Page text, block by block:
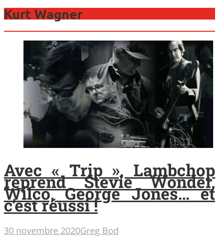
Kurt Wagner
Avec « Trip », Lambchop
reprend Stevie Wonder,
Wilco, George Jones… et
c’est réussi !
30 novembre 2020Greg Bod